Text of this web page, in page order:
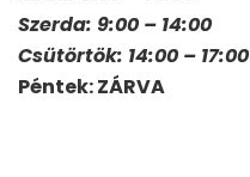
Szerda: 9:00 – 14:00
Csütörtök: 14:00 – 17:00
Péntek: ZÁRVA